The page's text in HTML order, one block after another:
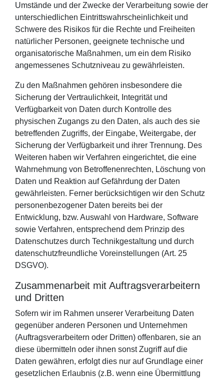
Umstände und der Zwecke der Verarbeitung sowie der
unterschiedlichen Eintrittswahrscheinlichkeit und
Schwere des Risikos für die Rechte und Freiheiten
natürlicher Personen, geeignete technische und
organisatorische Maßnahmen, um ein dem Risiko
angemessenes Schutzniveau zu gewährleisten.
Zu den Maßnahmen gehören insbesondere die
Sicherung der Vertraulichkeit, Integrität und
Verfügbarkeit von Daten durch Kontrolle des
physischen Zugangs zu den Daten, als auch des sie
betreffenden Zugriffs, der Eingabe, Weitergabe, der
Sicherung der Verfügbarkeit und ihrer Trennung. Des
Weiteren haben wir Verfahren eingerichtet, die eine
Wahrnehmung von Betroffenenrechten, Löschung von
Daten und Reaktion auf Gefährdung der Daten
gewährleisten. Ferner berücksichtigen wir den Schutz
personenbezogener Daten bereits bei der
Entwicklung, bzw. Auswahl von Hardware, Software
sowie Verfahren, entsprechend dem Prinzip des
Datenschutzes durch Technikgestaltung und durch
datenschutzfreundliche Voreinstellungen (Art. 25
DSGVO).
Zusammenarbeit mit Auftragsverarbeitern
und Dritten
Sofern wir im Rahmen unserer Verarbeitung Daten
gegenüber anderen Personen und Unternehmen
(Auftragsverarbeitern oder Dritten) offenbaren, sie an
diese übermitteln oder ihnen sonst Zugriff auf die
Daten gewähren, erfolgt dies nur auf Grundlage einer
gesetzlichen Erlaubnis (z.B. wenn eine Übermittlung